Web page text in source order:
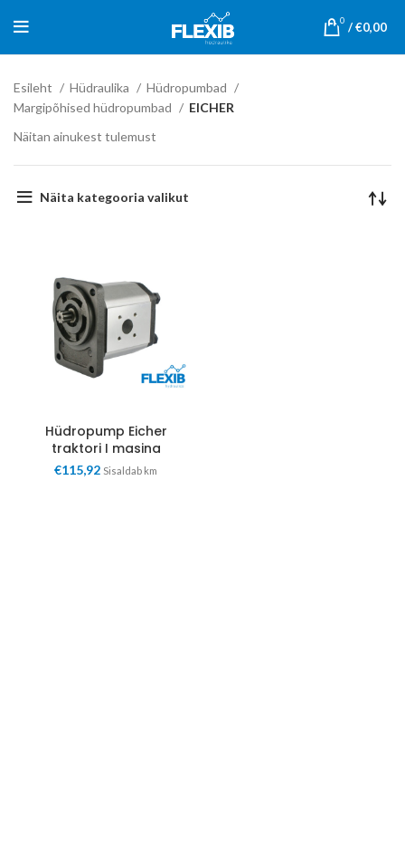
0 /€0,00
Esileht Hüdraulika
Hüdropumbad
Margipõhised hüdropumbad
EICHER
Näitan ainukest tulemust
Näita kategooria valikut
Hüdropump Eicher
traktori I masina
€115,92 Sisaldab km